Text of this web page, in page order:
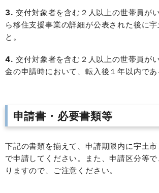
3. 交付対象者を含む２人以上の世帯員が
ら移住支援事業の詳細が公表された後に
と。
4. 交付対象者を含む２人以上の世帯員が
金の申請時において、転入後１年以内であ
申請書・必要書類等
下記の書類を揃えて、申請期限内に宇土
で申請してください。また、申請区分等
りますので、ご注意ください。